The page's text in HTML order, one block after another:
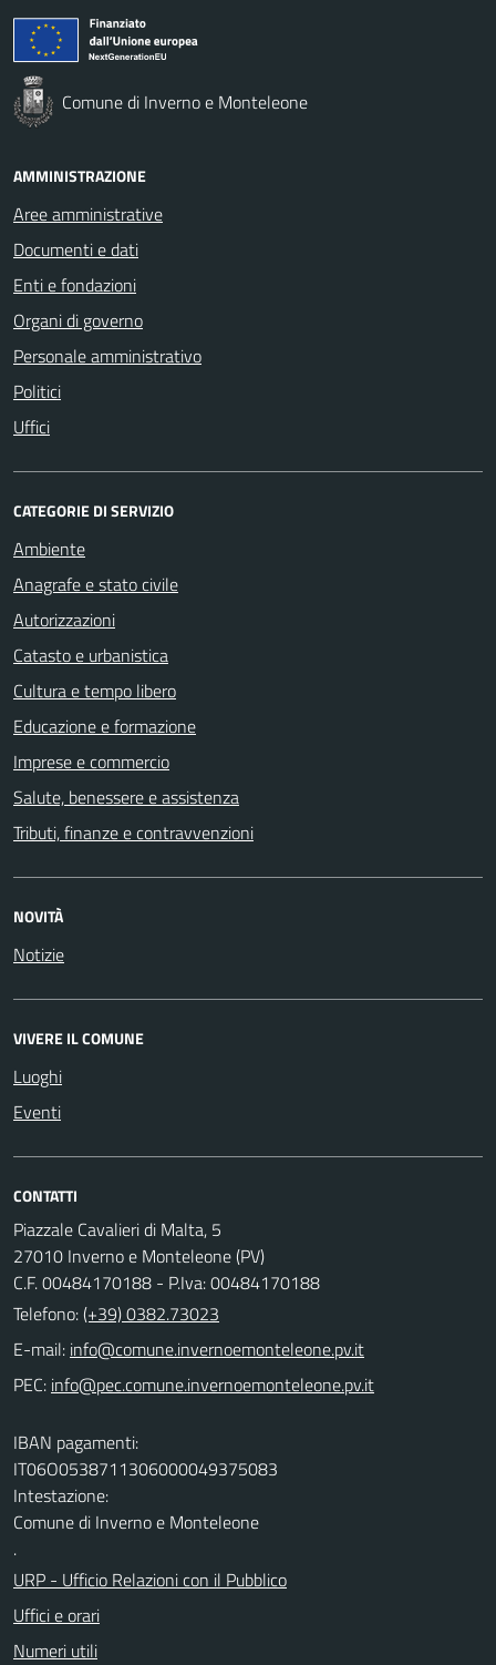
Comune di Inverno e Monteleone
AMMINISTRAZIONE
Aree amministrative
Documenti e dati
Enti e fondazioni
Organi di governo
Personale amministrativo
Politici
Uffici
CATEGORIE DI SERVIZIO
Ambiente
Anagrafe e stato civile
Autorizzazioni
Catasto e urbanistica
Cultura e tempo libero
Educazione e formazione
Imprese e commercio
Salute, benessere e assistenza
Tributi, finanze e contravvenzioni
NOVITÀ
Notizie
VIVERE IL COMUNE
Luoghi
Eventi
CONTATTI
Piazzale Cavalieri di Malta, 5
27010 Inverno e Monteleone (PV)
C.F. 00484170188 - P.Iva: 00484170188
Telefono:(+39) 0382.73023
E-mail:
PEC:
IBAN pagamenti:
IT06O0538711306000049375083
Intestazione:
Comune di Inverno e Monteleone
.
URP - Ufficio Relazioni con il Pubblico
Uffici e orari
Numeri utili